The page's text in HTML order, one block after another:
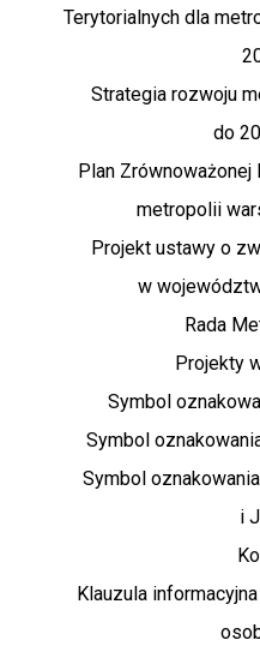
Terytorialnych dla
Strategia rozwoju
do
Plan
metropolii
Projekt ustawy o
w
Rada
Projekty
Symbol
Symbol
Symbol
i
Klauzula